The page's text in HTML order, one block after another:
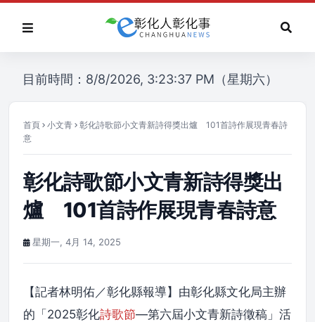
目前時間：8/8/2026, 3:23:37 PM（星期六）
首頁 小文青
彰化詩歌節小文青新詩得獎出爐 101首詩作展現青春詩
意
彰化詩歌節小文青新詩得獎出
爐 101首詩作展現青春詩意
星期一, 4月 14, 2025
【記者林明佑／彰化縣報導】由彰化縣文化局主辦
的「2025彰化詩歌節—第六屆小文青新詩徵稿」活